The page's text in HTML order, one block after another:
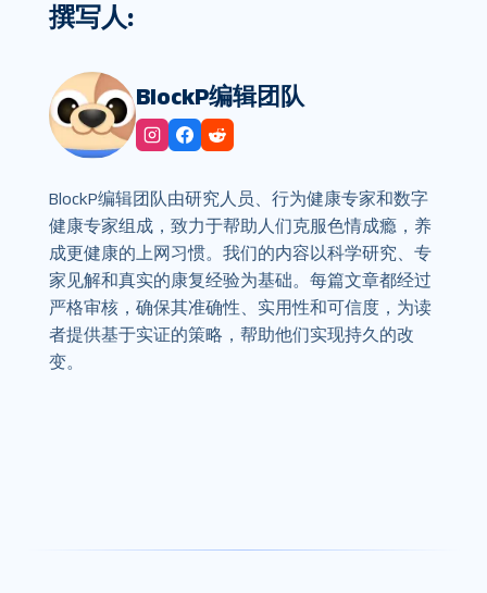
撰写人:
BlockP编辑团队
BlockP编辑团队由研究人员、行为健康专家和数字
健康专家组成，致力于帮助人们克服色情成瘾，养
成更健康的上网习惯。我们的内容以科学研究、专
家见解和真实的康复经验为基础。每篇文章都经过
严格审核，确保其准确性、实用性和可信度，为读
者提供基于实证的策略，帮助他们实现持久的改
变。